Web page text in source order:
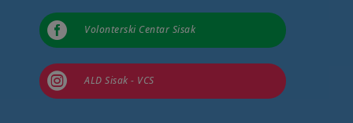
 Volonterski Centar Sisak
 ALD Sisak - VCS